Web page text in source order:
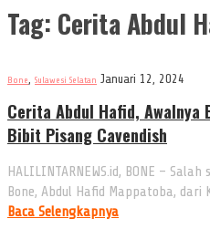
Tag: Cerita Abdul
Bone, Sulawesi Selatan Januari 12, 2024
Cerita Abdul Hafid, Awalnya
Bibit Pisang Cavendish
HALILINTARNEWS.id, BONE –
Bone, Abdul Hafid Mappatoba, dari
Baca Selengkapnya